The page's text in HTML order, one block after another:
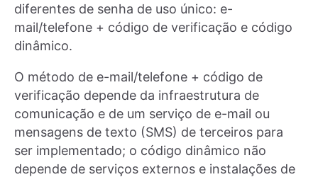
diferentes de senha de uso único: e-
mail/telefone + código de verificação e código
dinâmico.
O método de e-mail/telefone + código de
verificação depende da infraestrutura de
comunicação e de um serviço de e-mail ou
mensagens de texto (SMS) de terceiros para
ser implementado; o código dinâmico não
depende de serviços externos e instalações de